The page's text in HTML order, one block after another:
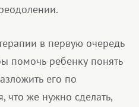
в первую очередь
помочь ребенку понять
его по
что же нужно сделать,